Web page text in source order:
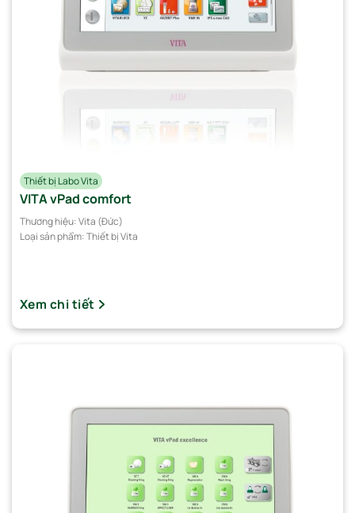
Thiết bị Labo Vita
VITA vPad comfort
Thương hiệu:Vita (Đức)
Loại sản phẩm:Thiết bị Vita
Xem chi tiết